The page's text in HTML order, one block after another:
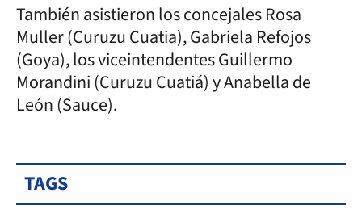
También asistieron los concejales Rosa
Muller (Curuzu Cuatia), Gabriela Refojos
(Goya), los viceintendentes Guillermo
Morandini (Curuzu Cuatiá) y Anabella de
León (Sauce).
TAGS